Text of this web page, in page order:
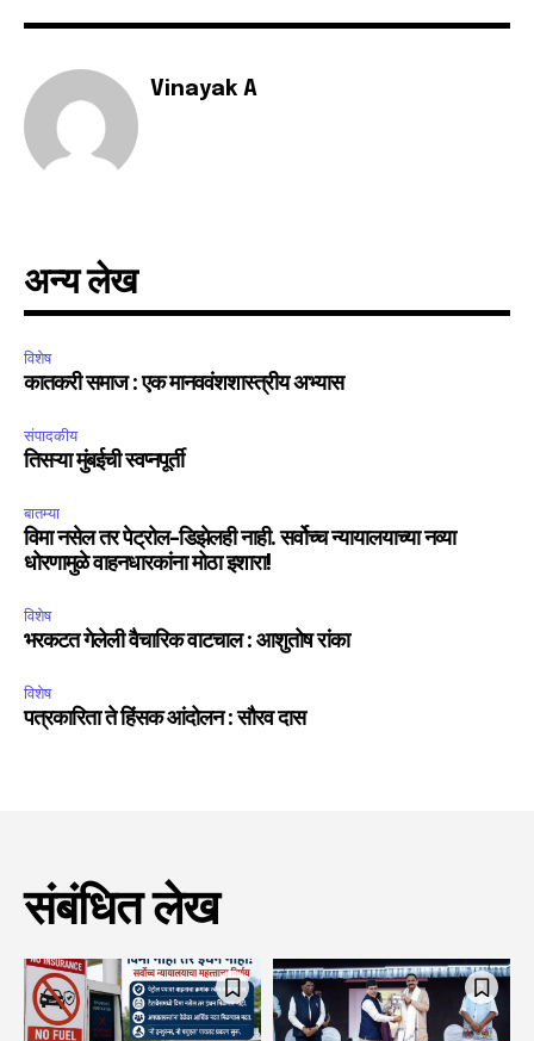
6,300 32,111 75
Vinayak A
अन्य लेख
विशेष
कातकरी समाज : एक मानववंशशास्त्रीय अभ्यास
संपादकीय
तिसऱ्या मुंबईची स्वप्नपूर्ती
बातम्या
विमा नसेल तर पेट्रोल-डिझेलही नाही. सर्वोच्च न्यायालयाच्या नव्या
धोरणामुळे वाहनधारकांना मोठा इशारा!
विशेष
भरकटत गेलेली वैचारिक वाटचाल : आशुतोष रांका
विशेष
पत्रकारिता ते हिंसक आंदोलन : सौरव दास
संबंधित लेख